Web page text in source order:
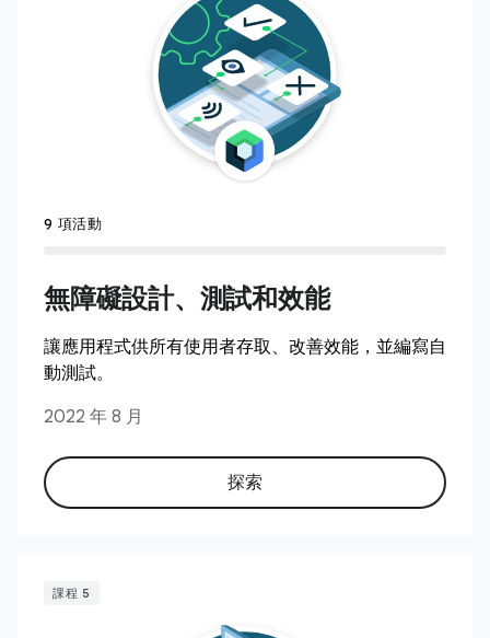
9 項活動
無障礙設計、測試和效能
讓應用程式供所有使用者存取、改善效能，並編寫自
動測試。
2022 年 8 月
探索
課程 5